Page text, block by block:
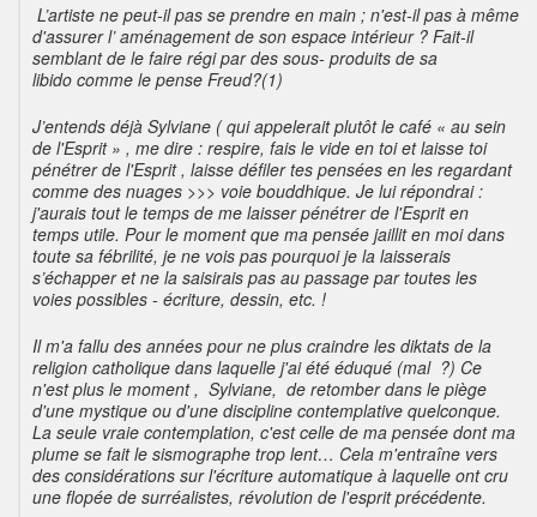
L’artiste ne peut-il pas se prendre en main ; n'est-il pas à même
d'assurer l’ aménagement de son espace intérieur ? Fait-il
semblant de le faire régi par des sous- produits de sa
libido comme le pense Freud?(1)
J’entends déjà Sylviane ( qui appelerait plutôt le café « au sein
de l'Esprit » , me dire : respire, fais le vide en toi et laisse toi
pénétrer de l'Esprit , laisse défiler tes pensées en les regardant
comme des nuages >>> voie bouddhique. Je lui répondrai :
j'aurais tout le temps de me laisser pénétrer de l'Esprit en
temps utile. Pour le moment que ma pensée jaillit en moi dans
toute sa fébrilité, je ne vois pas pourquoi je la laisserais
s’échapper et ne la saisirais pas au passage par toutes les
voies possibles - écriture, dessin, etc. !
Il m'a fallu des années pour ne plus craindre les diktats de la
religion catholique dans laquelle j'ai été éduqué (mal ?) Ce
n'est plus le moment , Sylviane, de retomber dans le piège
d'une mystique ou d'une discipline contemplative quelconque.
La seule vraie contemplation, c'est celle de ma pensée dont ma
plume se fait le sismographe trop lent… Cela m'entraîne vers
des considérations sur l'écriture automatique à laquelle ont cru
une flopée de surréalistes, révolution de l'esprit précédente.